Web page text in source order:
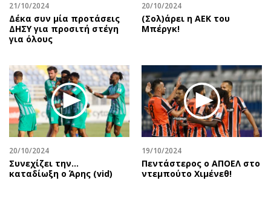
21/10/2024
Δέκα συν μία προτάσεις
ΔΗΣΥ για προσιτή στέγη
για όλους
20/10/2024
(Σολ)άρει η ΑΕΚ του
Μπέργκ!
20/10/2024
Συνεχίζει την…
καταδίωξη ο Άρης (vid)
19/10/2024
Πεντάστερος ο ΑΠΟΕΛ στο
ντεμπούτο Χιμένεθ!